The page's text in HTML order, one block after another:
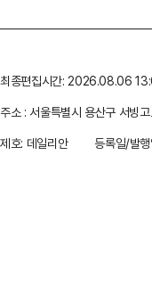
최종편집시간: 2026.08.06
주소 : 서울특별시 용산구 서빙
제호: 데일리안
등록일/발